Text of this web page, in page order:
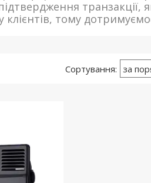
транзакції,
клієнтів, тому